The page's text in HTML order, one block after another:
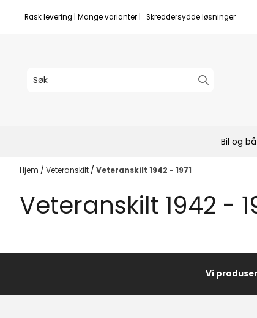
Hopp til innhold
Rask levering | Mange varianter | Skreddersydde løsninger
Bil og
Hjem / Veteranskilt / Veteranskilt 1942 - 1971
Veteranskilt 1942 -
Vi